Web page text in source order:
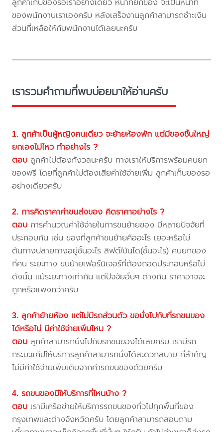
ของพนักงานเราเองครับ หลังเสร็จงานลูกค้าสามารถชำะเงิน
ส่วนที่เหลือให้กับพนักงานได้เลยนะครับ
เรารวมคำถามที่พบบ่อยมาให้อ่านครับ
1. ลูกค้าเป็นผู้หญิงคนเดียว จะย้ายห้องพัก แต่มีของชิ้นใหญ่
ยกเองไม่ไหว ทำอย่างไร ?
ตอบ ลูกค้าไม่ต้องกังวลนะครับ ทางเราให้บริการพร้อมคนยก
ของฟรี โดยที่ลูกค้าไม่ต้องเสียค่าใช้จ่ายเพิ่ม ลูกค้าเก็บของรอ
อย่างเดียวครับ
2. การคิดราคาค่าขนส่งของ คิดราคาอย่างไร ?
ตอบ การคำนวณค่าใช้จ่ายในการขนย้ายของ มีหลายปัจจัยที่
ประกอบกัน เช่น ของที่ลูกค้าขนย้ายคืออะไร เยอะหรือไม่
ต้นทางปลายทางอยู่ชั้นอะไร ลิฟต์/บันได(ชั้นอะไร) คนยกของ
กี่คน ระยะทาง ขนย้ายเฟอร์นิเจอร์ที่ต้องถอดประกอบหรือไม่
ดังนั้น แม้ระยะทางเท่ากัน แต่ปัจจัยอื่นๆ ต่างกัน ราคาอาจจะ
ถูกหรือแพงกว่าครับ
3. ลูกค้าย้ายห้อง แต่ไม่มีรถส่วนตัว ขอนั่งไปกับที่รถขนของ
ได้หรือไม่ มีค่าใช้จ่ายเพิ่มไหม ?
ตอบ ลูกค้าสามารถนั่งไปกับรถขนของได้เลยครับ เรามีรถ
กระบะแค๊ปให้บริการลูกค้าสามารถนั่งได้สะดวกสบาย ที่สำคัญ
ไม่มีค่าใช้จ่ายเพิ่มเติมจากค่ารถขนของด้วยครับ
4. รถขนของมีให้บริการที่ไหนบ้าง ?
ตอบ เรามีเครือข่ายให้บริการรถขนของทั่วไปทุกพื้นที่ของ
กรุงเทพและต่างจังหวัดครับ โดยลูกค้าสามารถสอบถาม